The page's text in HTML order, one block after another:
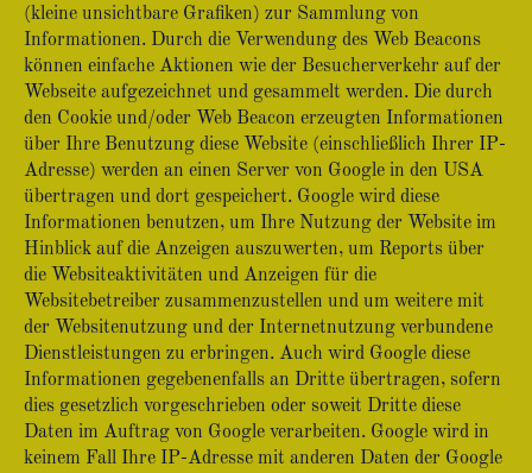
(kleine unsichtbare Grafiken) zur Sammlung von
Informationen. Durch die Verwendung des Web Beacons
können einfache Aktionen wie der Besucherverkehr auf der
Webseite aufgezeichnet und gesammelt werden. Die durch
den Cookie und/oder Web Beacon erzeugten Informationen
über Ihre Benutzung diese Website (einschließlich Ihrer IP-
Adresse) werden an einen Server von Google in den USA
übertragen und dort gespeichert. Google wird diese
Informationen benutzen, um Ihre Nutzung der Website im
Hinblick auf die Anzeigen auszuwerten, um Reports über
die Websiteaktivitäten und Anzeigen für die
Websitebetreiber zusammenzustellen und um weitere mit
der Websitenutzung und der Internetnutzung verbundene
Dienstleistungen zu erbringen. Auch wird Google diese
Informationen gegebenenfalls an Dritte übertragen, sofern
dies gesetzlich vorgeschrieben oder soweit Dritte diese
Daten im Auftrag von Google verarbeiten. Google wird in
keinem Fall Ihre IP-Adresse mit anderen Daten der Google